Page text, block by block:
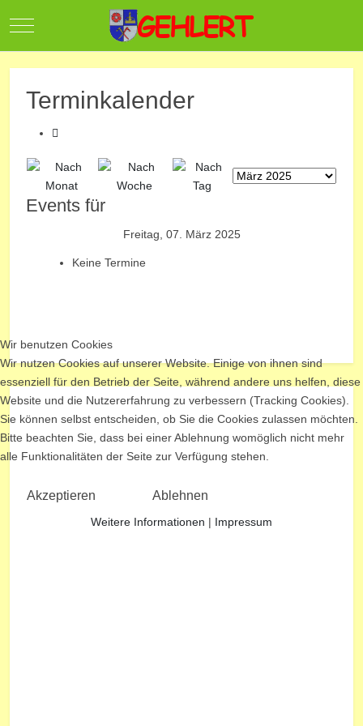
Mobile Menu Toggle
Terminkalender
Events für
Freitag, 07. März 2025
Keine Termine
Wir benutzen Cookies
Wir nutzen Cookies auf unserer Website. Einige von ihnen sind
essenziell für den Betrieb der Seite, während andere uns helfen, diese
Website und die Nutzererfahrung zu verbessern (Tracking Cookies).
Sie können selbst entscheiden, ob Sie die Cookies zulassen möchten.
Bitte beachten Sie, dass bei einer Ablehnung womöglich nicht mehr
alle Funktionalitäten der Seite zur Verfügung stehen.
Akzeptieren Ablehnen
Weitere Informationen | Impressum